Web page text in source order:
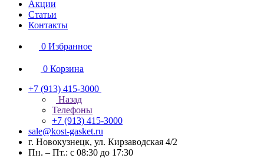
Акции
Статьи
Контакты
0 Избранное
0 Корзина
+7 (913) 415-3000
Назад
Телефоны
+7 (913) 415-3000
sale@kost-gasket.ru
г. Новокузнецк, ул. Кирзаводская 4/2
Пн. – Пт.: с 08:30 до 17:30